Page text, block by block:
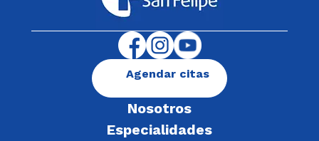
Nosotros
Especialidades
Agendar citas